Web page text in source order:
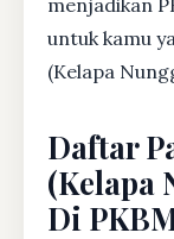
untuk kamu
(Kelapa
Daftar
(Kelapa
Di